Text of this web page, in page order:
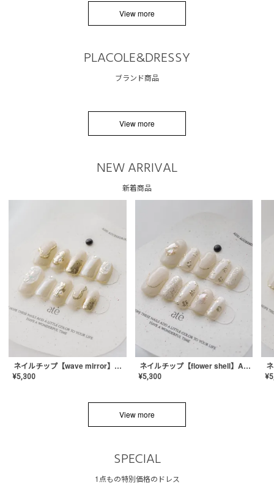
View more
PLACOLE&DRESSY
ブランド商品
View more
NEW ARRIVAL
新着商品
ネイルチップ【wave mirror】AE-CONA-04
¥5,300
ネイルチップ【flower shell】AE-CONA-03
¥5,300 ¥
View more
SPECIAL
1点もの特別価格のドレス